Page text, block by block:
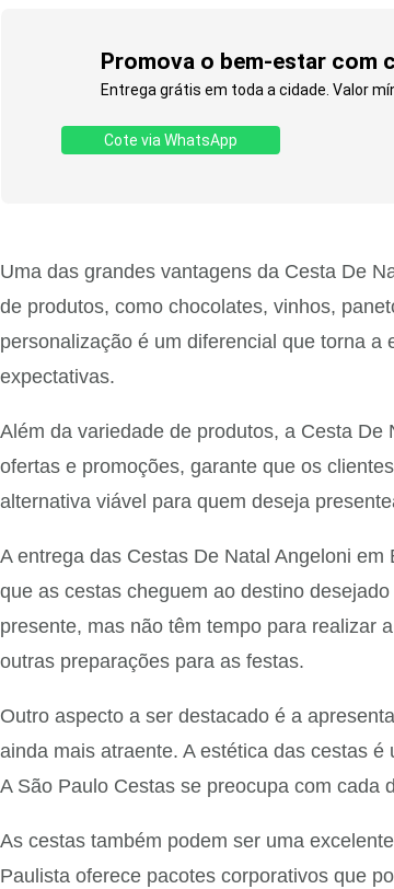
Promova o bem-estar com
Entrega grátis em toda a cidade. Valor
Cote via WhatsApp
Uma das grandes vantagens da Cesta De
de produtos, como chocolates, vinhos,
personalização é um diferencial que torna
expectativas.
Além da variedade de produtos, a Cesta
ofertas e promoções, garante que os
alternativa viável para quem deseja
A entrega das Cestas De Natal Angeloni
que as cestas cheguem ao destino
presente, mas não têm tempo para realizar
outras preparações para as festas.
Outro aspecto a ser destacado é a
ainda mais atraente. A estética das cestas
A São Paulo Cestas se preocupa com cada
As cestas também podem ser uma
Paulista oferece pacotes corporativos que